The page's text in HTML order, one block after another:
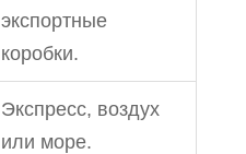
экспортные
коробки.
Экспресс, воздух
или море.